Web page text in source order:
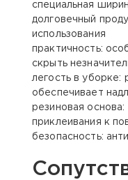
специальная
долговечный
использования
практичность:
скрыть
легость в уборке:
обеспечивает
резиновая
приклеивания к
безопасность: